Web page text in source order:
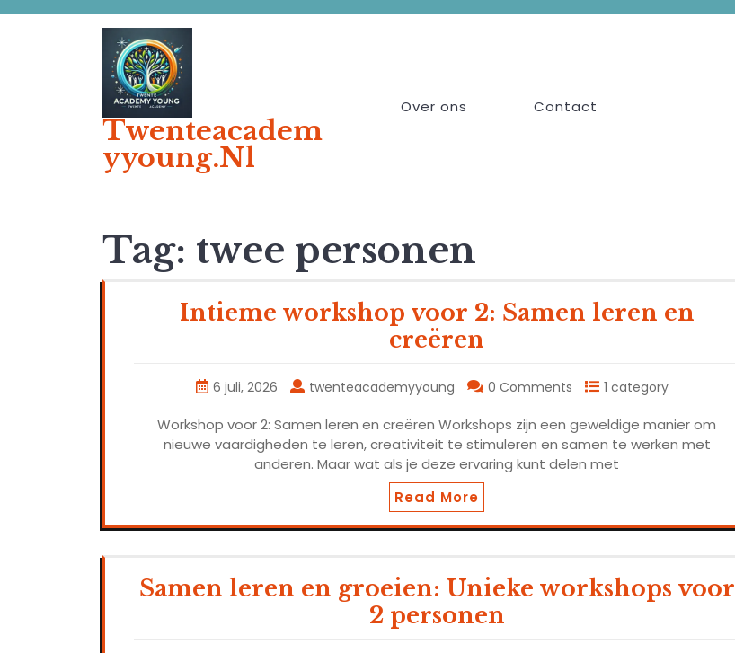
Twenteacadem
Yyoung.nl
Over ons Contact
Tag: twee personen
Intieme workshop voor 2: Samen leren en
creëren
6 juli, 2026 twenteacademyyoung 0 Comments 1 category
Workshop voor 2: Samen leren en creëren Workshops zijn een geweldige manier om
nieuwe vaardigheden te leren, creativiteit te stimuleren en samen te werken met
anderen. Maar wat als je deze ervaring kunt delen met
Read More
Samen leren en groeien: Unieke workshops voor
2 personen